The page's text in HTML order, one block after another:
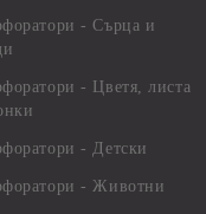
- Сърца и
- Цветя, листа
- Детски
- Животни